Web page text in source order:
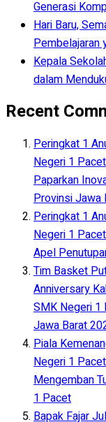
Generasi
Hari Baru,
Pembelajaran
Kepala
dalam
Recent
Peringkat 1
Negeri 1 Pacet
Paparkan
Provinsi Jawa
Peringkat 1
Negeri 1 Pacet
Apel
Tim Basket
Anniversary
SMK Negeri 1
Jawa Barat
Piala
Negeri 1
Mengemban
1 Pacet
Bapak Fajar